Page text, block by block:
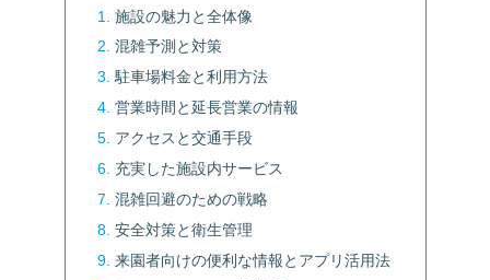
施設の魅力と全体像
混雑予測と対策
駐車場料金と利用方法
営業時間と延長営業の情報
アクセスと交通手段
充実した施設内サービス
混雑回避のための戦略
安全対策と衛生管理
来園者向けの便利な情報とアプリ活用法